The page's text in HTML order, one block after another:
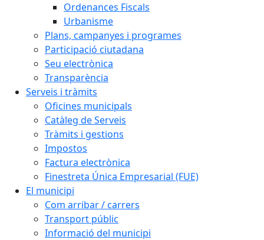
Ordenances Fiscals
Urbanisme
Plans, campanyes i programes
Participació ciutadana
Seu electrònica
Transparència
Serveis i tràmits
Oficines municipals
Catàleg de Serveis
Tràmits i gestions
Impostos
Factura electrònica
Finestreta Única Empresarial (FUE)
El municipi
Com arribar / carrers
Transport públic
Informació del municipi